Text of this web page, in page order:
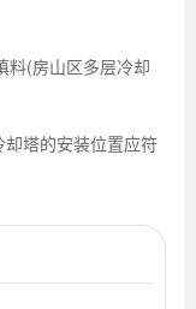
料(房山区多层冷却
塔的安装位置应符